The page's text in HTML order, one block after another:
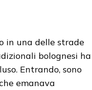
in una delle strade
bolognesi ha
Entrando, sono
emanava